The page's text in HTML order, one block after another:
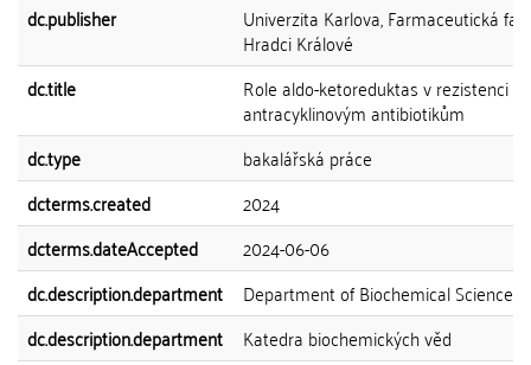
dc.publisher
Univerzita Karlova, Farmaceutická
Hradci Králové
dc.title
Role aldo-ketoreduktas v rezistenci k
antracyklinovým antibiotikům
dc.type
bakalářská práce
dcterms.created
2024
dcterms.dateAccepted
2024-06-06
dc.description.department
Department of Biochemical Sciences
dc.description.department
Katedra biochemických věd